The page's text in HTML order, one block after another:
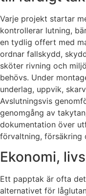
Varje projekt startar
kontrollerar lutning,
en tydlig offert med
ordnar fallskydd,
sköter rivning och
behövs. Under
underlag, uppvik,
Avslutningsvis
genomgång av
dokumentation över
förvaltning, försäkring
Ekonomi,
Ett papptak är ofta
alternativet för